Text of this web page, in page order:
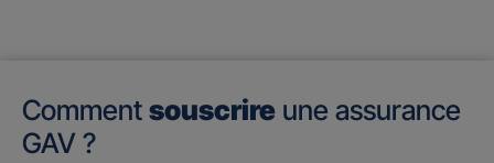
Comment souscrire une assurance
GAV ?